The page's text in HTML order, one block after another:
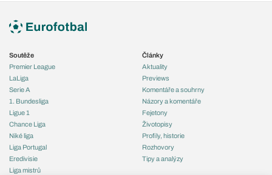
Soutěže
Premier League
LaLiga
Serie A
1. Bundesliga
Ligue 1
Chance Liga
Niké liga
Liga Portugal
Eredivisie
Liga mistrů
Články
Aktuality
Previews
Komentáře a souhrny
Názory a komentáře
Fejetony
Životopisy
Profily, historie
Rozhovory
Tipy a analýzy